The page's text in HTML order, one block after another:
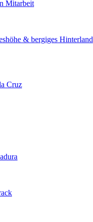
Mitarbeit
& bergiges Hinterland
Cruz